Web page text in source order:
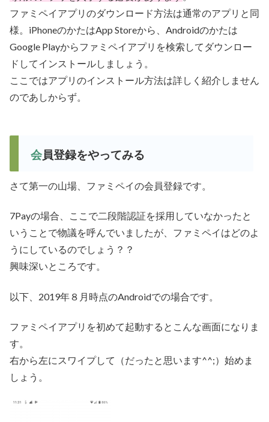
ファミペイアプリのダウンロード方法は通常のアプリと同
様。iPhoneのかたはApp Storeから、Androidのかたは
Google Playからファミペイアプリを検索してダウンロー
ドしてインストールしましょう。
ここではアプリのインストール方法は詳しく紹介しません
のであしからず。
会員登録をやってみる
さて第一の山場、ファミペイの会員登録です。
7Payの場合、ここで二段階認証を採用していなかったと
いうことで物議を呼んでいましたが、ファミペイはどのよ
うにしているのでしょう？？
興味深いところです。
以下、2019年８月時点のAndroidでの場合です。
ファミペイアプリを初めて起動するとこんな画面になりま
す。
右から左にスワイプして（だったと思います^^;）始めま
しょう。